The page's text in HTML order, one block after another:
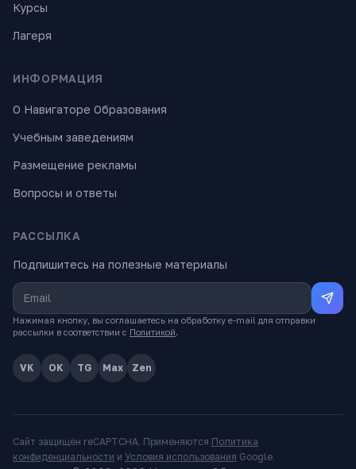
Курсы
Лагеря
ИНФОРМАЦИЯ
О Навигаторе Образования
Учебным заведениям
Размещение рекламы
Вопросы и ответы
РАССЫЛКА
Подпишитесь на полезные материалы
Нажимая кнопку, вы соглашаетесь на обработку e-mail для отправки
рассылки в соответствии с Политикой.
VK OK TG Max Zen
Сайт защищён reCAPTCHA. Применяются Политика
конфиденциальности и Условия использования Google.